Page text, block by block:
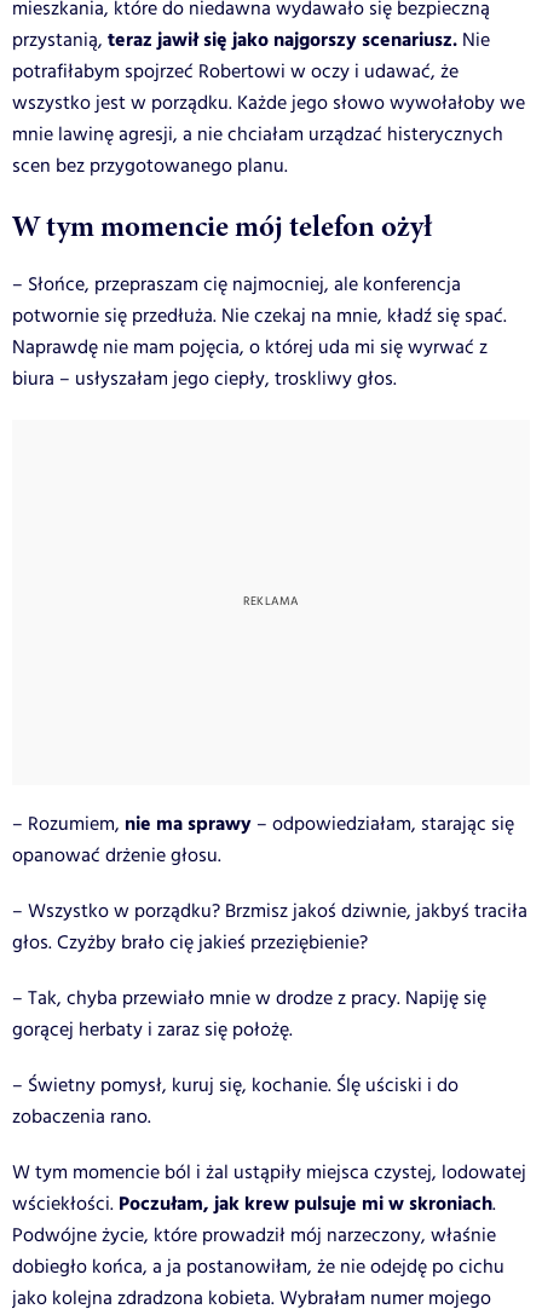
mieszkania, które do niedawna wydawało się bezpieczną
przystanią, teraz jawił się jako najgorszy scenariusz. Nie
potrafiłabym spojrzeć Robertowi w oczy i udawać, że
wszystko jest w porządku. Każde jego słowo wywołałoby we
mnie lawinę agresji, a nie chciałam urządzać histerycznych
scen bez przygotowanego planu.
W tym momencie mój telefon ożył
– Słońce, przepraszam cię najmocniej, ale konferencja
potwornie się przedłuża. Nie czekaj na mnie, kładź się spać.
Naprawdę nie mam pojęcia, o której uda mi się wyrwać z
biura – usłyszałam jego ciepły, troskliwy głos.
– Rozumiem, nie ma sprawy – odpowiedziałam, starając się
opanować drżenie głosu.
– Wszystko w porządku? Brzmisz jakoś dziwnie, jakbyś traciła
głos. Czyżby brało cię jakieś przeziębienie?
– Tak, chyba przewiało mnie w drodze z pracy. Napiję się
gorącej herbaty i zaraz się położę.
– Świetny pomysł, kuruj się, kochanie. Ślę uściski i do
zobaczenia rano.
W tym momencie ból i żal ustąpiły miejsca czystej, lodowatej
wściekłości. Poczułam, jak krew pulsuje mi w skroniach.
Podwójne życie, które prowadził mój narzeczony, właśnie
dobiegło końca, a ja postanowiłam, że nie odejdę po cichu
jako kolejna zdradzona kobieta. Wybrałam numer mojego